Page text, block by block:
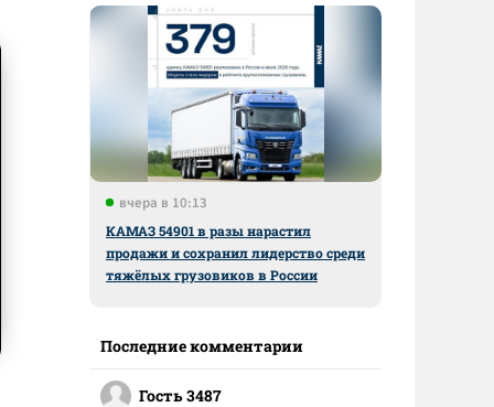
вчера в 10:13
КАМАЗ 54901 в разы нарастил
продажи и сохранил лидерство среди
тяжёлых грузовиков в России
Последние комментарии
Гость 3487